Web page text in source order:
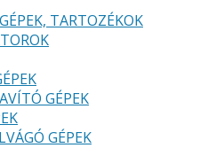
TARTOZÉKOK
GÉPEK
GÉPEK